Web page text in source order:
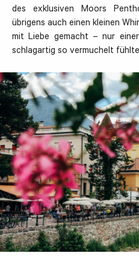
des exklusiven Moors
übrigens auch einen kleinen
mit Liebe gemacht – nur
schlagartig so vermuchelt